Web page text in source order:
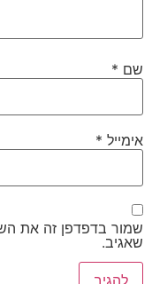
שם *
אימייל *
שמור בדפדפן זה את
שאגיב.